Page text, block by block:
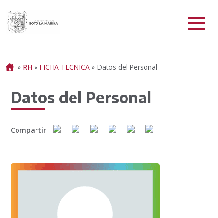
Portada
» RH » FICHA TECNICA » Datos del Personal
Datos del Personal
Compartir